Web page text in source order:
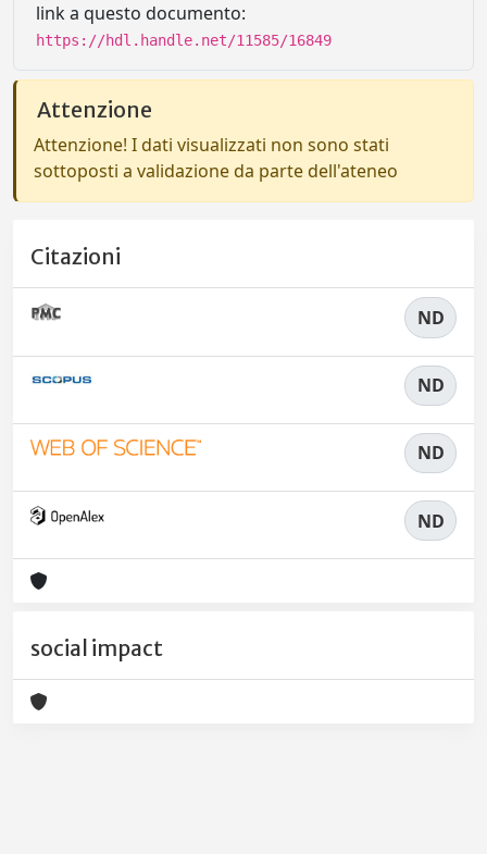
link a questo documento:
https://hdl.handle.net/11585/16849
Attenzione
Attenzione! I dati visualizzati non sono stati
sottoposti a validazione da parte dell'ateneo
Citazioni
ND
ND
ND
ND
social impact